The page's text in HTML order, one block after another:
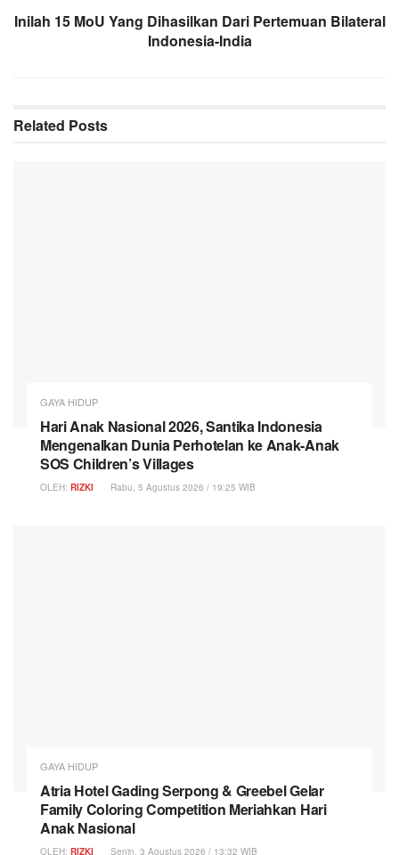
Inilah 15 MoU Yang Dihasilkan Dari Pertemuan Bilateral
Indonesia-India
Related Posts
GAYA HIDUP
Hari Anak Nasional 2026, Santika Indonesia
Mengenalkan Dunia Perhotelan ke Anak-Anak
SOS Children’s Villages
OLEH: RIZKI Rabu, 5 Agustus 2026 / 19:25 WIB
GAYA HIDUP
Atria Hotel Gading Serpong & Greebel Gelar
Family Coloring Competition Meriahkan Hari
Anak Nasional
OLEH: RIZKI Senin, 3 Agustus 2026 / 13:32 WIB